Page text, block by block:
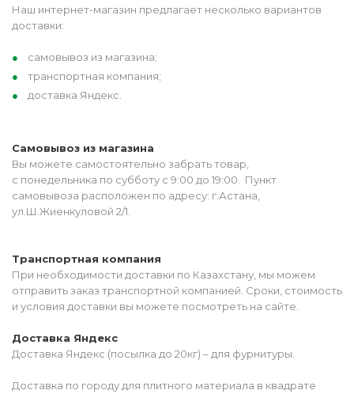
Наш интернет-магазин предлагает несколько вариантов
доставки:
самовывоз из магазина;
транспортная компания;
доставка Яндекс.
Самовывоз из магазина
Вы можете самостоятельно забрать товар,
с понедельника по субботу с 9:00 до 19:00. Пункт
самовывоза расположен по адресу: г.Астана,
ул.Ш.Жиенкуловой 2/1.
Транспортная компания
При необходимости доставки по Казахстану, мы можем
отправить заказ транспортной компанией. Сроки, стоимость
и условия доставки вы можете посмотреть на сайте.
Доставка Яндекс
Доставка Яндекс (посылка до 20кг) – для фурнитуры.
Доставка по городу для плитного материала в квадрате